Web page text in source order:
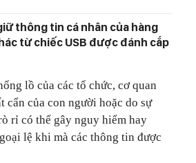
thông tin cá nhân của hàng
từ chiếc USB được đánh cắp
lồ của các tổ chức, cơ quan
cẩn của con người hoặc do sự
rỉ có thể gây nguy hiểm hay
lệ khi mà các thông tin được